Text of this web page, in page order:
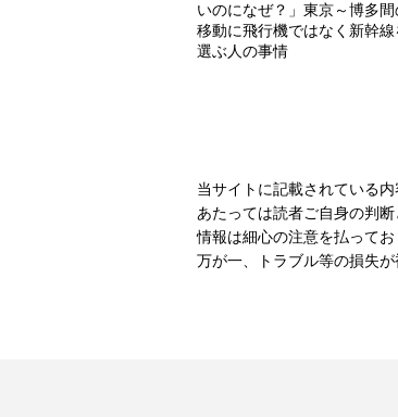
いのになぜ？」東京～博多間
移動に飛行機ではなく新幹線
選ぶ人の事情
当サイトに記載されている
あたっては読者ご自身の判
情報は細心の注意を払って
万が一、トラブル等の損失